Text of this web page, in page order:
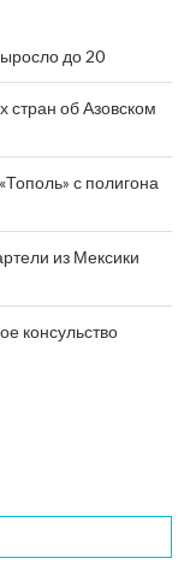
до 20
стран об Азовском
с полигона
из Мексики
консульство